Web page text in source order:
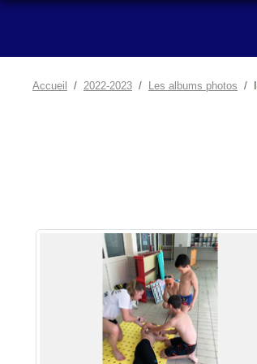
Accueil 2022-2023 Les albums photos